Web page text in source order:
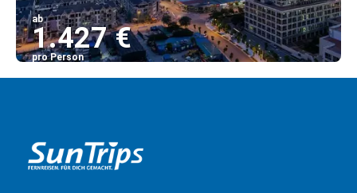
ab
1.427 €
pro Person
Sehen